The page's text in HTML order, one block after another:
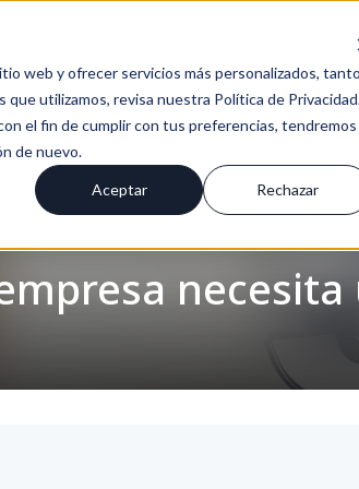
web y ofrecer servicios más personalizados, tanto
utilizamos, revisa nuestra Política de
el fin de cumplir con tus preferencias, tendremos
de nuevo.
Aceptar Rechazar
necesita